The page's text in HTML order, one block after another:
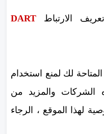
الارتباط DART
لك لمنع استخدام
الشركات والمزيد من
لهذا الموقع ، الرجاء